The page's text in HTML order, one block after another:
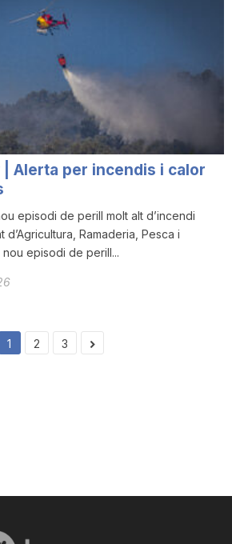
| Alerta per incendis i calor
episodi de perill molt alt d’incendi
d’Agricultura, Ramaderia, Pesca i
nou episodi de perill...
1 2 3